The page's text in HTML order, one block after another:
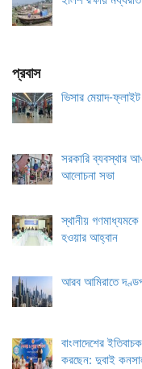
প্রবাস
ভিসার মেয়াদ-ফ্লাইট
সরকারি ব্যবস্থার
আলোচনা সভা
স্থানীয়
হওয়ার আহ্বান
আরব আমিরাতে
বাংলাদেশের
করছেন: দুবাই